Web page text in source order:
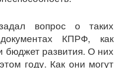
вопрос о таких
КПРФ, как
развития. О них
году. Как они могут